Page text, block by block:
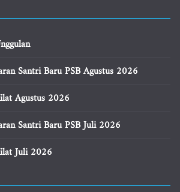
Santri Baru PSB Agustus 2026
Agustus 2026
Santri Baru PSB Juli 2026
Juli 2026